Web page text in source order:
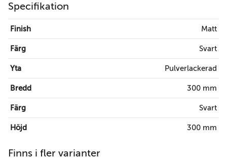
Specifikation
Finish Matt
Färg Svart
Yta Pulverlackerad
Bredd 300 mm
Färg Svart
Höjd 300 mm
Finns i fler varianter